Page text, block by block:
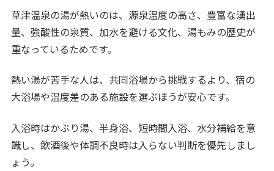
草津温泉の湯が熱いのは、源泉温度の高さ、豊富な湧出
量、強酸性の泉質、加水を避ける文化、湯もみの歴史が
重なっているためです。
熱い湯が苦手な人は、共同浴場から挑戦するより、宿の
大浴場や温度差のある施設を選ぶほうが安心です。
入浴時はかぶり湯、半身浴、短時間入浴、水分補給を意
識し、飲酒後や体調不良時は入らない判断を優先しまし
ょう。